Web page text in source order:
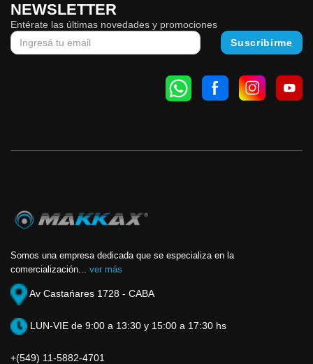
NEWSLETTER
Entérate las últimas novedades y promociones
Somos una empresa dedicada que se especializa en la
comercialización... ver más
Av Castańares 1728 - CABA
LUN-VIE de 9:00 a 13:30 y 15:00 a 17:30 hs
+(549) 11-5882-4701